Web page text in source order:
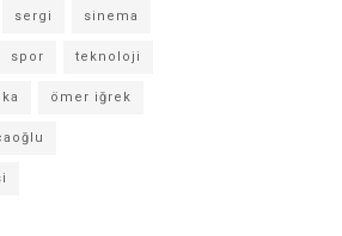
sergi sinema
spor teknoloji
ömer iğrek